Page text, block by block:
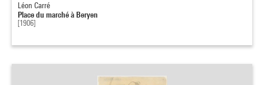
Léon Carré
Place du marché à Beryen
[1906]